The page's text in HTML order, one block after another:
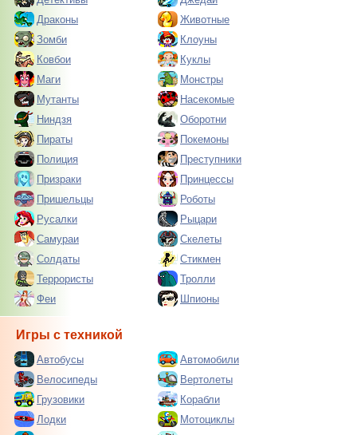
Драконы
Животные
Зомби
Клоуны
Ковбои
Куклы
Маги
Монстры
Мутанты
Насекомые
Ниндзя
Оборотни
Пираты
Покемоны
Полиция
Преступники
Призраки
Принцессы
Пришельцы
Роботы
Русалки
Рыцари
Самураи
Скелеты
Солдаты
Стикмен
Террористы
Тролли
Феи
Шпионы
Игры с техникой
Автобусы
Автомобили
Велосипеды
Вертолеты
Грузовики
Корабли
Лодки
Мотоциклы